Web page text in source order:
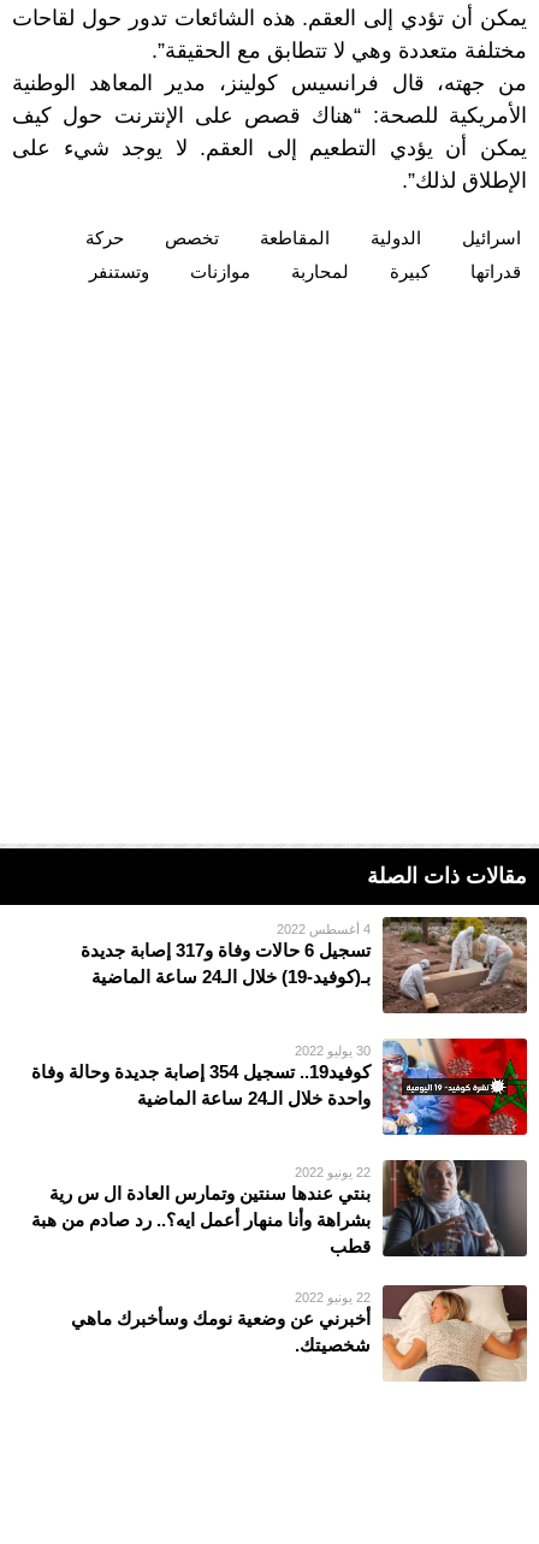
يمكن أن تؤدي إلى العقم. هذه الشائعات تدور حول لقاحات
مختلفة متعددة وهي لا تتطابق مع الحقيقة”.
من جهته، قال فرانسيس كولينز، مدير المعاهد الوطنية
الأمريكية للصحة: “هناك قصص على الإنترنت حول كيف
يمكن أن يؤدي التطعيم إلى العقم. لا يوجد شيء على
الإطلاق لذلك”.
اسرائيل الدولية المقاطعة تخصص
حركة
قدراتها
كبيرة لمحاربة موازنات وتستنفر
مقالات ذات الصلة
4 أغسطس 2022
تسجيل 6 حالات وفاة و317 إصابة جديدة
بـ(كوفيد-19) خلال الـ24 ساعة الماضية
30 يوليو 2022
كوفيد19.. تسجيل 354 إصابة جديدة وحالة وفاة
واحدة خلال الـ24 ساعة الماضية
22 يونيو 2022
بنتي عندها سنتين وتمارس العادة ال س رية
بشراهة وأنا منهار أعمل ايه؟.. رد صادم من هبة
قطب
22 يونيو 2022
أخبرني عن وضعية نومك وسأخبرك ماهي
شخصيتك.